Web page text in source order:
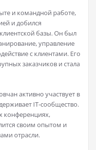
и командной работе,
и добился
базы. Он был
управление
с клиентами. Его
заказчиков и стала
активно участвует в
IT-сообщество.
конференциях,
своим опытом и
отрасли.